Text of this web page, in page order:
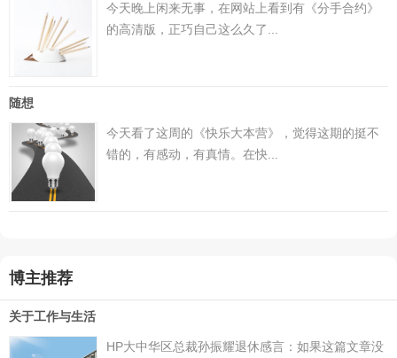
今天晚上闲来无事，在网站上看到有《分手合约》
的高清版，正巧自己这么久了...
随想
今天看了这周的《快乐大本营》，觉得这期的挺不
错的，有感动，有真情。在快...
博主推荐
关于工作与生活
HP大中华区总裁孙振耀退休感言：如果这篇文章没